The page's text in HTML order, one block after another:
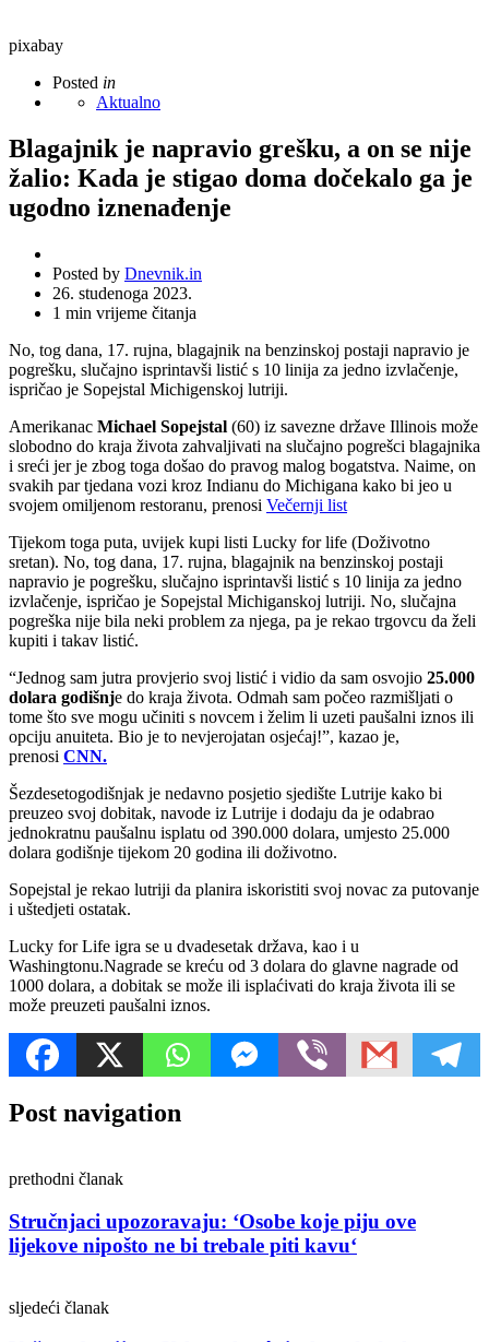
pixabay
Posted in
Aktualno
Blagajnik je napravio grešku, a on se nije
žalio: Kada je stigao doma dočekalo ga je
ugodno iznenađenje
Posted by Dnevnik.in
26. studenoga 2023.
1 min vrijeme čitanja
No, tog dana, 17. rujna, blagajnik na benzinskoj postaji napravio je
pogrešku, slučajno isprintavši listić s 10 linija za jedno izvlačenje,
ispričao je Sopejstal Michigenskoj lutriji.
Amerikanac Michael Sopejstal (60) iz savezne države Illinois može
slobodno do kraja života zahvaljivati na slučajno pogrešci blagajnika
i sreći jer je zbog toga došao do pravog malog bogatstva. Naime, on
svakih par tjedana vozi kroz Indianu do Michigana kako bi jeo u
svojem omiljenom restoranu, prenosi Večernji list
Tijekom toga puta, uvijek kupi listi Lucky for life (Doživotno
sretan). No, tog dana, 17. rujna, blagajnik na benzinskoj postaji
napravio je pogrešku, slučajno isprintavši listić s 10 linija za jedno
izvlačenje, ispričao je Sopejstal Michiganskoj lutriji. No, slučajna
pogreška nije bila neki problem za njega, pa je rekao trgovcu da želi
kupiti i takav listić.
“Jednog sam jutra provjerio svoj listić i vidio da sam osvojio 25.000
dolara godišnje do kraja života. Odmah sam počeo razmišljati o
tome što sve mogu učiniti s novcem i želim li uzeti paušalni iznos ili
opciju anuiteta. Bio je to nevjerojatan osjećaj!”, kazao je,
prenosi CNN.
Šezdesetogodišnjak je nedavno posjetio sjedište Lutrije kako bi
preuzeo svoj dobitak, navode iz Lutrije i dodaju da je odabrao
jednokratnu paušalnu isplatu od 390.000 dolara, umjesto 25.000
dolara godišnje tijekom 20 godina ili doživotno.
Sopejstal je rekao lutriji da planira iskoristiti svoj novac za putovanje
i uštedjeti ostatak.
Lucky for Life igra se u dvadesetak država, kao i u
Washingtonu.Nagrade se kreću od 3 dolara do glavne nagrade od
1000 dolara, a dobitak se može ili isplaćivati do kraja života ili se
može preuzeti paušalni iznos.
Post navigation
prethodni članak
Stručnjaci upozoravaju: ‘Osobe koje piju ove
lijekove nipošto ne bi trebale piti kavu‘
sljedeći članak